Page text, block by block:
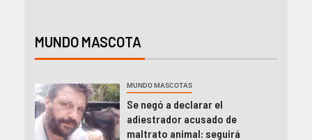
MUNDO MASCOTA
MUNDO MASCOTAS
Se negó a declarar el
adiestrador acusado de
maltrato animal: seguirá